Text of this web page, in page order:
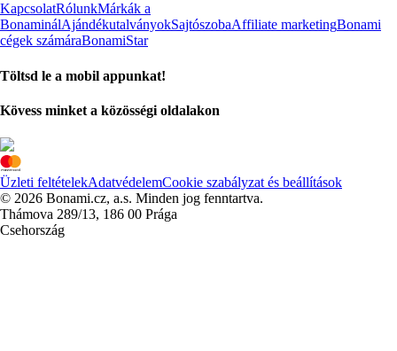
KapcsolatRólunkMárkák a
BonaminálAjándékutalványokSajtószobaAffiliate marketingBonami
cégek számáraBonamiStar
Töltsd le a mobil appunkat!
Kövess minket a közösségi oldalakon
Üzleti feltételekAdatvédelemCookie szabályzat és beállítások
© 2026 Bonami.cz, a.s. Minden jog fenntartva.
Thámova 289/13, 186 00 Prága
Csehország